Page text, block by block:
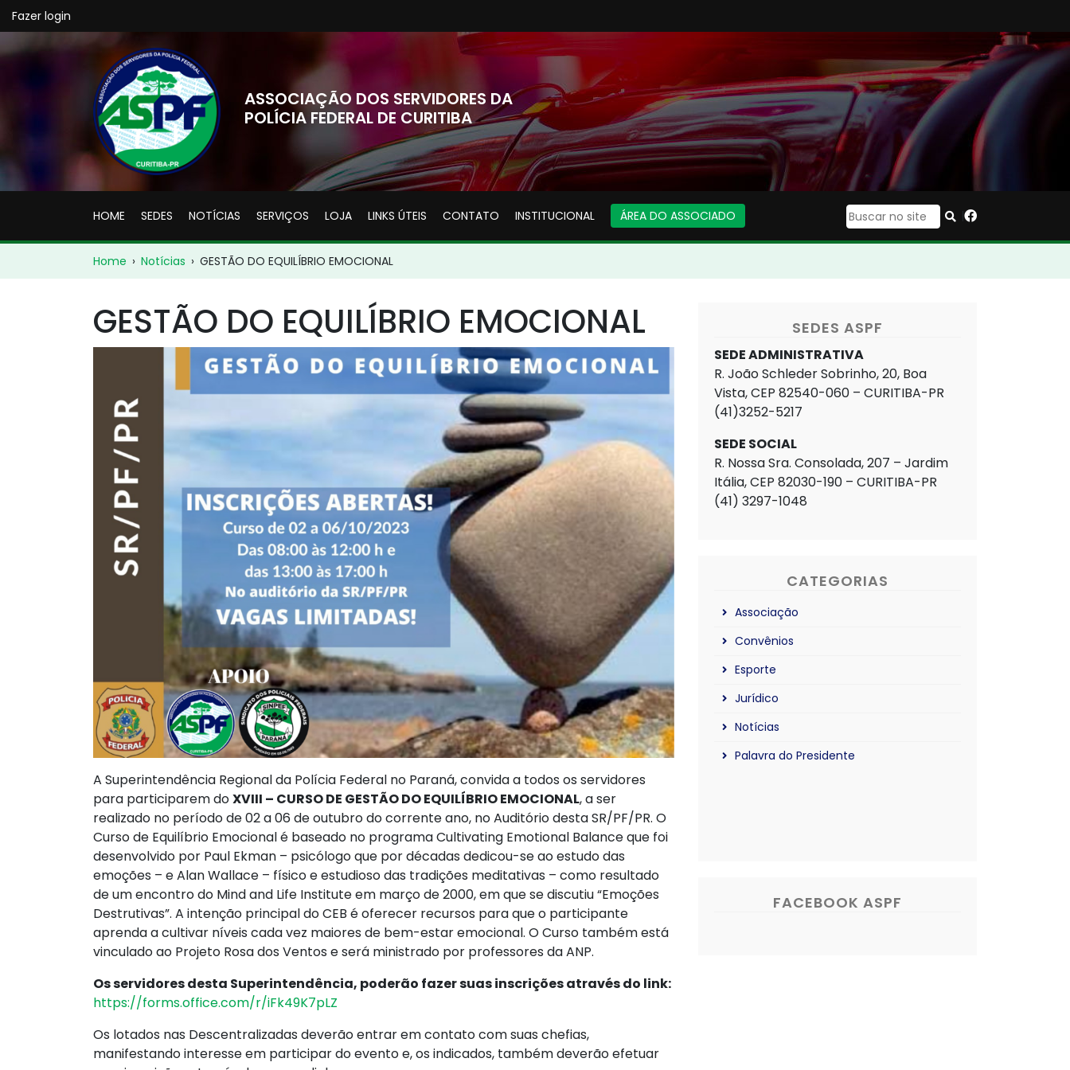
Fazer login
ASSOCIAÇÃO DOS SERVIDORES DA
POLÍCIA FEDERAL DE CURITIBA
HOME SEDES NOTÍCIAS SERVIÇOS LOJA LINKS ÚTEIS CONTATO INSTITUCIONAL ÁREA DO ASSOCIADO |
Home › Notícias › GESTÃO DO EQUILÍBRIO EMOCIONAL
GESTÃO DO EQUILÍBRIO EMOCIONAL
A Superintendência Regional da Polícia Federal no Paraná, convida a todos os servidores
para participarem doXVIII – CURSO DE GESTÃO DO EQUILÍBRIO EMOCIONAL, a ser
realizado no período de 02 a 06 de outubro do corrente ano, no Auditório desta SR/PF/PR. O
Curso de Equilíbrio Emocional é baseado no programa Cultivating Emotional Balance que foi
desenvolvido por Paul Ekman – psicólogo que por décadas dedicou-se ao estudo das
emoções – e Alan Wallace – físico e estudioso das tradições meditativas – como resultado
de um encontro do Mind and Life Institute em março de 2000, em que se discutiu “Emoções
Destrutivas”. A intenção principal do CEB é oferecer recursos para que o participante
aprenda a cultivar níveis cada vez maiores de bem-estar emocional. O Curso também está
vinculado ao Projeto Rosa dos Ventos e será ministrado por professores da ANP.
Os servidores desta Superintendência, poderão fazer suas inscrições através do link:
https://forms.office.com/r/iFk49K7pLZ
Os lotados nas Descentralizadas deverão entrar em contato com suas chefias,
manifestando interesse em participar do evento e, os indicados, também deverão efetuar
SEDES ASPF
SEDE ADMINISTRATIVA
R. João Schleder Sobrinho, 20, Boa
Vista, CEP 82540-060 – CURITIBA-PR
(41)3252-5217
SEDE SOCIAL
R. Nossa Sra. Consolada, 207 – Jardim
Itália, CEP 82030-190 – CURITIBA-PR
(41) 3297-1048
CATEGORIAS
Associação
Convênios
Esporte
Jurídico
Notícias
Palavra do Presidente
FACEBOOK ASPF